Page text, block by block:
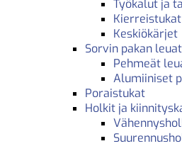
Työkalut ja
Kierreistukat
Keskiökärjet
Sorvin pakan leuat
Pehmeät
Alumiiniset
Poraistukat
Holkit ja